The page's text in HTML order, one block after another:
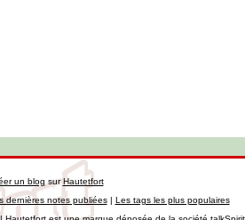
un blog surHautetfort
dernières notes publiées| Les tags les plus populaires